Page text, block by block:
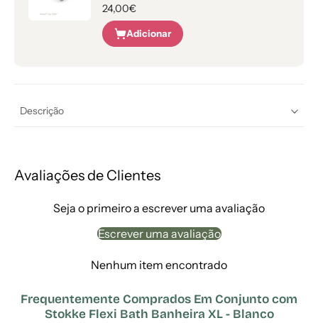
24,00€
Adicionar
Descrição
Avaliações de Clientes
Seja o primeiro a escrever uma avaliação
Escrever uma avaliação
Nenhum item encontrado
Frequentemente Comprados Em Conjunto com
Stokke Flexi Bath Banheira XL - Blanco